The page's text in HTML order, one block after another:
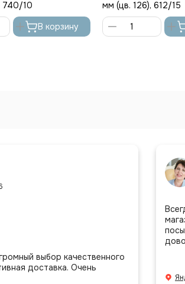
740/10
В корзину
мм (цв. 126), 612/15
выбор качественного
доставка. Очень